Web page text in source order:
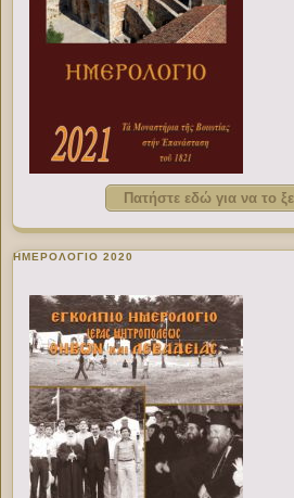
Πατήστε εδώ για να το
ΗΜΕΡΟΛΟΓΙΟ 2020